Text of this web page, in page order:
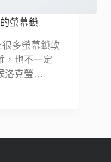
螢幕鎖
很多螢幕鎖軟
，也不一定
洛克螢…